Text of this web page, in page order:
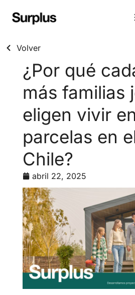
Volver
¿Por qué
más familias
eligen vivir en
parcelas en
Chile?
abril 22, 2025